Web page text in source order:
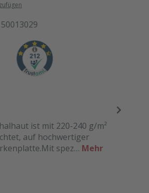
50013029
ist mit 220-240 g/m²
auf hochwertiger
spez… Mehr